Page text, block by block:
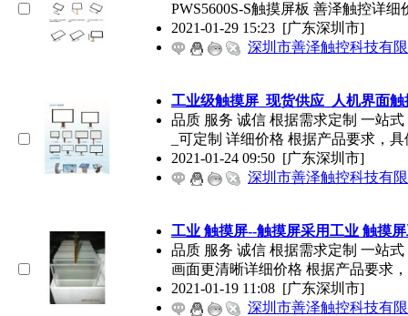
PWS5600S-S触摸屏板 善泽触控详细
2021-01-29 15:23 [广东深圳市]
深圳市善泽触控科技有
工业级触摸屏_现货供应_人机界面
品质 服务 诚信 根据需求定制 一站
_可定制 详细价格 根据产品要求，具
2021-01-24 09:50 [广东深圳市]
深圳市善泽触控科技有
工业 触摸屏--触摸屏采用工业 触摸
品质 服务 诚信 根据需求定制 一站
画面更清晰详细价格 根据产品要求，
2021-01-19 11:08 [广东深圳市]
深圳市善泽触控科技有